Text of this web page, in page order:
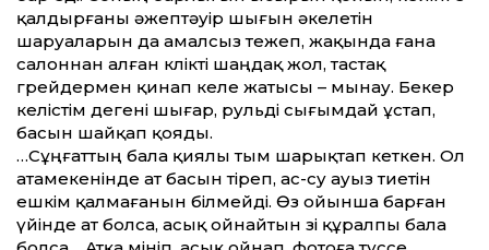
қалдырғаны әжептәуір шығын әкелетін
шаруаларын да амалсыз тежеп, жақында ғана
салоннан алған көлікті шаңдақ жол, тастақ
грейдермен қинап келе жатысы – мынау. Бекер
келістім дегені шығар, рульді сығымдай ұстап,
басын шайқап қояды.
…Сұңғаттың бала қиялы тым шарықтап кеткен. Ол
атамекенінде ат басын тіреп, ас-су ауыз тиетін
ешкім қалмағанын білмейді. Өз ойынша барған
үйінде ат болса, асық ойнайтын өзі құралпы бала